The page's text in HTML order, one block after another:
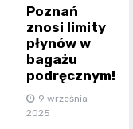
Poznań
znosi limity
płynów w
bagażu
podręcznym!
9 września
2025